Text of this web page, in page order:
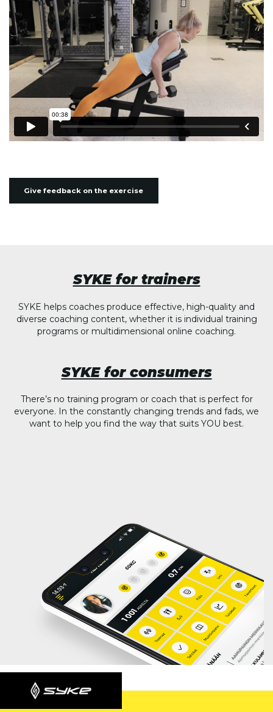
Give feedback on the exercise
SYKE for trainers
SYKE helps coaches produce effective, high-quality and
diverse coaching content, whether it is individual training
programs or multidimensional online coaching.
SYKE for consumers
There’s no training program or coach that is perfect for
everyone. In the constantly changing trends and fads, we
want to help you find the way that suits YOU best.